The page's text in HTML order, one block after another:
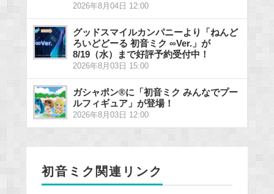
2026年8月04日 12:00
グッドスマイルカンパニーより「ねんど
ろいどどーる 初音ミク ∞Ver.」が
8/19（水）まで好評予約受付中！
2026年8月03日 15:00
ガシャポン®に「初音ミク みんなでプー
ルフィギュア」が登場！
2026年8月03日 12:00
初音ミク関連リンク